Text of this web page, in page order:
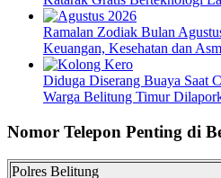
Ramalan Zodiak Bulan
Keuangan, Kesehatan dan
Diduga Diserang Buaya Saat
Warga Belitung Timur
Nomor Telepon Penting di
Polres Belitung